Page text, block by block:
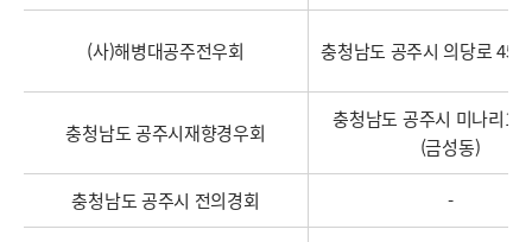
(사)해병대공주전우회 충청남도 공주시 의당로 45 (
충청남도 공주시재향경우회
충청남도 공주시 미나리1
(금성동)
충청남도 공주시 전의경회 -